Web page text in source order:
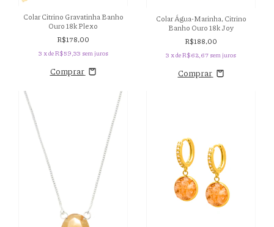
Colar Citrino Gravatinha Banho
Ouro 18k Plexo
R$178,00
3 x deR$59,33 sem juros
Comprar
Colar Água-Marinha, Citrino
Banho Ouro 18k Joy
R$188,00
3 x deR$62,67 sem juros
Comprar